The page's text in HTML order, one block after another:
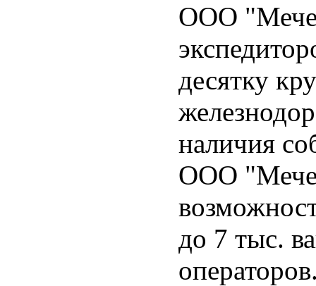
ООО
десятку
наличия
ООО
до 7 тыс.